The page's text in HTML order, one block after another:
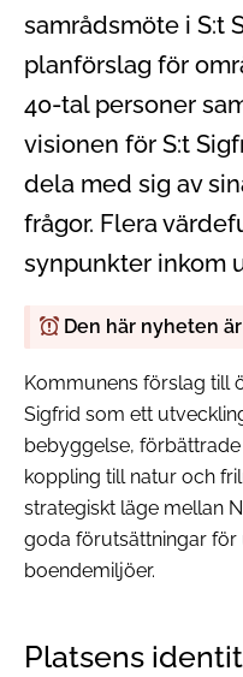
samrådsmöte i S:t
planförslag för
40-tal personer
visionen för S:t
dela med sig av
frågor. Flera
synpunkter inkom
Den här nyheten
Kommunens förslag till
Sigfrid som ett
bebyggelse,
koppling till natur och
strategiskt läge mellan
goda förutsättningar för
boendemiljöer.
Platsens